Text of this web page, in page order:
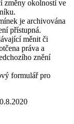
změny okolností ve
je archivována
přístupná.
měnit či
práva a
znění
formulář pro